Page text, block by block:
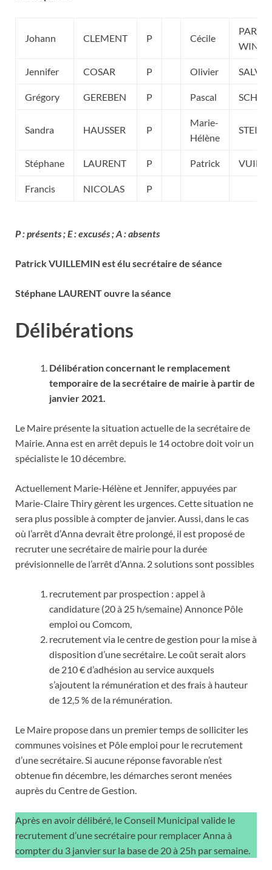
Johann CLEMENT P Cécile
Jennifer COSAR P Olivier SALVE
Grégory GEREBEN P Pascal
Sandra HAUSSER P
Marie-
Hélène
STEIN
Stéphane LAURENT P Patrick
Francis NICOLAS P
P : présents ; E : excusés ; A : absents
Patrick VUILLEMIN est élu secrétaire de séance
Stéphane LAURENT ouvre la séance
Délibérations
Délibération concernant le remplacement
temporaire de la secrétaire de mairie à partir de
janvier 2021.
Le Maire présente la situation actuelle de la secrétaire de
Mairie. Anna est en arrêt depuis le 14 octobre doit voir un
spécialiste le 10 décembre.
Actuellement Marie-Hélène et Jennifer, appuyées par
Marie-Claire Thiry gèrent les urgences. Cette situation ne
sera plus possible à compter de janvier. Aussi, dans le cas
où l’arrêt d’Anna devrait être prolongé, il est proposé de
recruter une secrétaire de mairie pour la durée
prévisionnelle de l’arrêt d’Anna. 2 solutions sont possibles
recrutement par prospection : appel à
candidature (20 à 25 h/semaine) Annonce Pôle
emploi ou Comcom,
recrutement via le centre de gestion pour la mise à
disposition d’une secrétaire. Le coût serait alors
de 210 € d’adhésion au service auxquels
s’ajoutent la rémunération et des frais à hauteur
de 12,5 % de la rémunération.
Le Maire propose dans un premier temps de solliciter les
communes voisines et Pôle emploi pour le recrutement
d’une secrétaire. Si aucune réponse favorable n’est
obtenue fin décembre, les démarches seront menées
auprès du Centre de Gestion.
Après en avoir délibéré, le Conseil Municipal valide le
recrutement d’une secrétaire pour remplacer Anna à
compter du 3 janvier sur la base de 20 à 25h par semaine.